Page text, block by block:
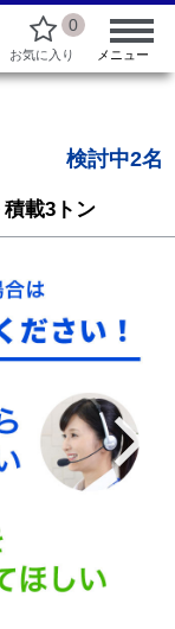
0
お気に入り メニュー
検討中2名
積載3トン